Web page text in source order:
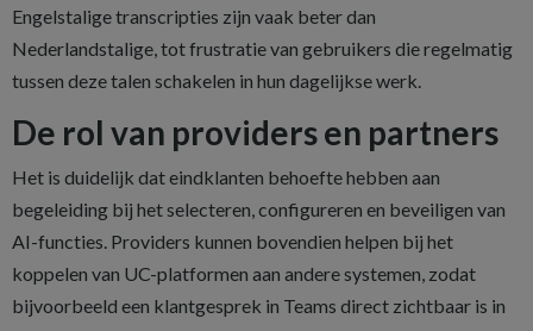
Engelstalige transcripties zijn vaak beter dan
Nederlandstalige, tot frustratie van gebruikers die regelmatig
tussen deze talen schakelen in hun dagelijkse werk.
De rol van providers en partners
Het is duidelijk dat eindklanten behoefte hebben aan
begeleiding bij het selecteren, configureren en beveiligen van
AI-functies. Providers kunnen bovendien helpen bij het
koppelen van UC-platformen aan andere systemen, zodat
bijvoorbeeld een klantgesprek in Teams direct zichtbaar is in